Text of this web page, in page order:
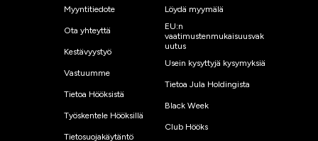
Myyntitiedote
Ota yhteyttä
Kestävyystyö
Vastuumme
Tietoa Hööksistä
Työskentele Hööksillä
Tietosuojakäytäntö
Löydä myymälä
EU:n
vaatimustenmukaisuusvak
uutus
Usein kysyttyjä kysymyksiä
Tietoa Jula Holdingista
Black Week
Club Hööks